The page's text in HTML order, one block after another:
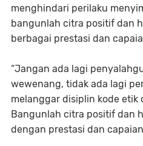
menghindari perilaku
bangunlah citra positif dan
berbagai prestasi dan
“Jangan ada lagi
wewenang, tidak ada lagi
melanggar disiplin kode etik
Bangunlah citra positif dan
dengan prestasi dan